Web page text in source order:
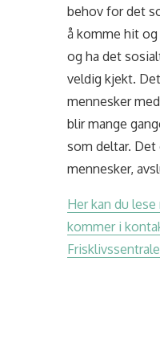
behov for det
å komme hit
og ha det
veldig kjekt.
mennesker
blir mange
som deltar. Det
mennesker,
Her kan du
kommer i